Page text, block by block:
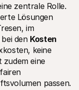
zentrale Rolle.
Lösungen
im
den Kosten
keine
zudem eine
passen.